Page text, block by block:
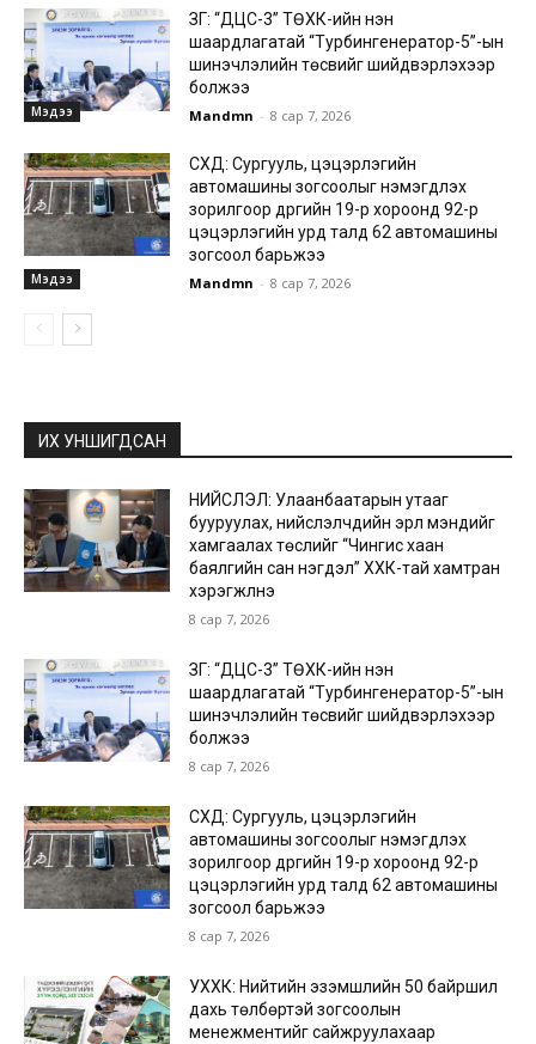
Мэдээ
ЗГ: “ДЦС-3” ТӨХК-ийн нэн
шаардлагатай “Турбингенератор-5”-ын
шинэчлэлийн төсвийг шийдвэрлэхээр
болжээ
Mandmn - 8 сар 7, 2026
Мэдээ
СХД: Сургууль, цэцэрлэгийн
автомашины зогсоолыг нэмэгдүүлэх
зорилгоор дүүргийн 19-р хороонд 92-р
цэцэрлэгийн урд талд 62 автомашины
зогсоол барьжээ
Mandmn - 8 сар 7, 2026
ИХ УНШИГДСАН
НИЙСЛЭЛ: Улаанбаатарын утааг
бууруулах, нийслэлчүүдийн эрүүл мэндийг
хамгаалах төслийг “Чингис хаан
баялгийн сан нэгдэл” ХХК-тай хамтран
хэрэгжүүлнэ
8 сар 7, 2026
ЗГ: “ДЦС-3” ТӨХК-ийн нэн
шаардлагатай “Турбингенератор-5”-ын
шинэчлэлийн төсвийг шийдвэрлэхээр
болжээ
8 сар 7, 2026
СХД: Сургууль, цэцэрлэгийн
автомашины зогсоолыг нэмэгдүүлэх
зорилгоор дүүргийн 19-р хороонд 92-р
цэцэрлэгийн урд талд 62 автомашины
зогсоол барьжээ
8 сар 7, 2026
УХХК: Нийтийн эзэмшлийн 50 байршил
дахь төлбөртэй зогсоолын
менежментийг сайжруулахаар